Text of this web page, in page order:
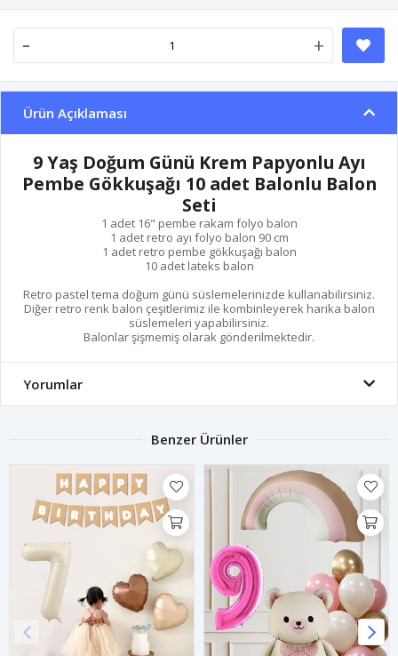
- +
Ürün Açıklaması
9 Yaş Doğum Günü Krem Papyonlu Ayı
Pembe Gökkuşağı 10 adet Balonlu Balon
Seti
1 adet 16" pembe rakam folyo balon
1 adet retro ayı folyo balon 90 cm
1 adet retro pembe gökkuşağı balon
10 adet lateks balon
Retro pastel tema doğum günü süslemelerinizde kullanabilirsiniz.
Diğer retro renk balon çeşitlerimiz ile kombinleyerek harika balon
süslemeleri yapabilirsiniz.
Balonlar şişmemiş olarak gönderilmektedir.
Yorumlar
Benzer Ürünler